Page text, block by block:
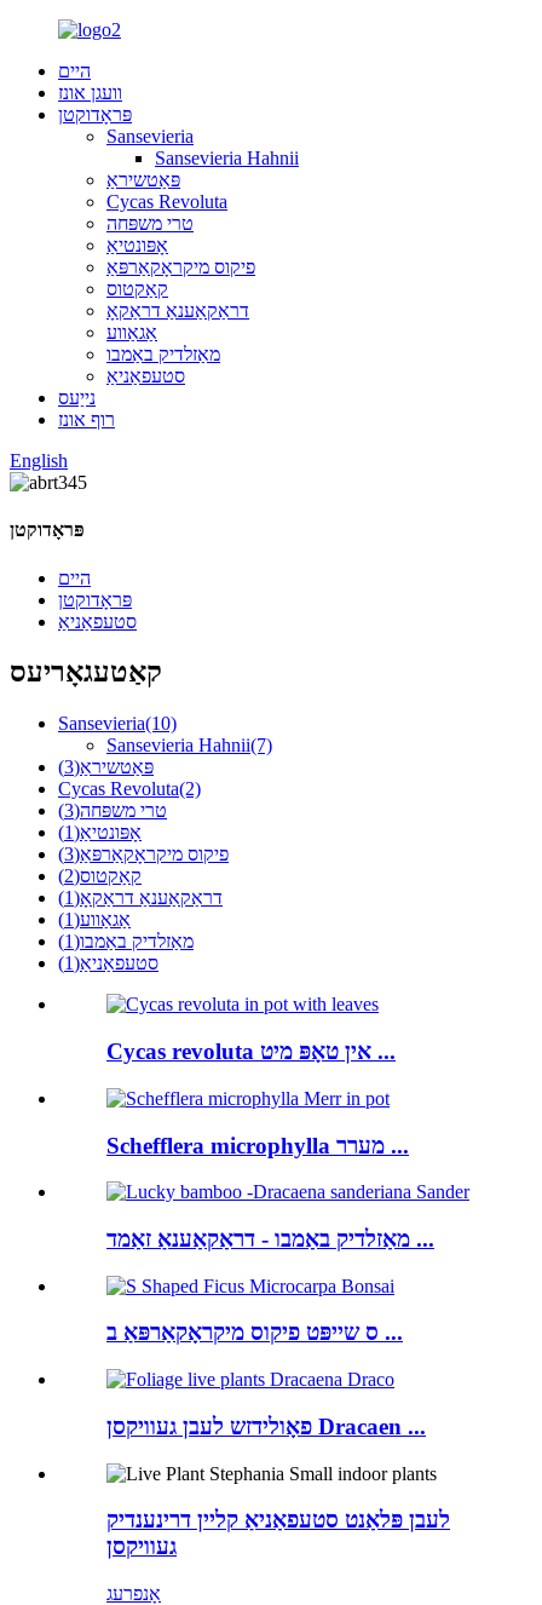
היים
וועגן אונז
פּראָדוקטן
Sansevieria
Sansevieria Hahnii
פּאַטשיראַ
Cycas Revoluta
טרי משפּחה
אָפּונטיאַ
פיקוס מיקראָקאַרפּאַ
קאַקטוס
דראַקאַענאַ דראַקאָ
אַגאַווע
מאַזלדיק באַמבו
סטעפאַניאַ
נייַעס
רוף אונז
English
פּראָדוקטן
היים
פּראָדוקטן
סטעפאַניאַ
קאַטעגאָריעס
Sansevieria(10)
Sansevieria Hahnii(7)
פּאַטשיראַ(3)
Cycas Revoluta(2)
טרי משפּחה(3)
אָפּונטיאַ(1)
פיקוס מיקראָקאַרפּאַ(3)
קאַקטוס(2)
דראַקאַענאַ דראַקאָ(1)
אַגאַווע(1)
מאַזלדיק באַמבו(1)
סטעפאַניאַ(1)
Cycas revoluta אין טאָפּ מיט ...
Schefflera microphylla מערר ...
מאַזלדיק באַמבו - דראַקאַענאַ זאַמד ...
ס שייפּט פיקוס מיקראָקאַרפּאַ ב ...
פאָולידזש לעבן געוויקסן Dracaen ...
לעבן פּלאַנט סטעפאַניאַ קליין דרינענדיק
געוויקסן
אָנפרעג